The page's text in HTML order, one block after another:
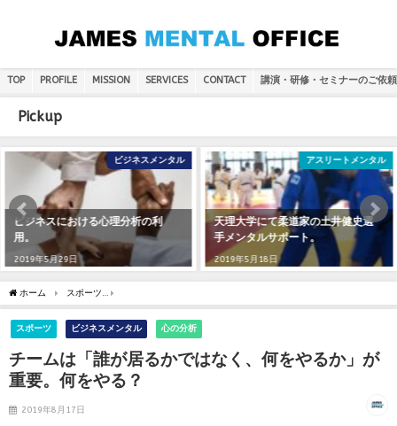
TOP PROFILE MISSION SERVICES CONTACT 講演・研修・セミナーのご依頼
Pickup
ビジネスメンタル
ビジネスにおける心理分析の利
用。
2019年5月29日
アスリートメンタル
天理大学にて柔道家の土井健史選
手メンタルサポート。
2019年5月18日
ホーム スポーツ
スポーツ ビジネスメンタル 心の分析
チームは「誰が居るかではなく、何をやるか」が
重要。何をやる？
2019年8月17日